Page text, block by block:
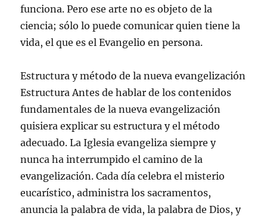
funciona. Pero ese arte no es objeto de la
ciencia; sólo lo puede comunicar quien tiene la
vida, el que es el Evangelio en persona.
Estructura y método de la nueva evangelización
Estructura Antes de hablar de los contenidos
fundamentales de la nueva evangelización
quisiera explicar su estructura y el método
adecuado. La Iglesia evangeliza siempre y
nunca ha interrumpido el camino de la
evangelización. Cada día celebra el misterio
eucarístico, administra los sacramentos,
anuncia la palabra de vida, la palabra de Dios, y